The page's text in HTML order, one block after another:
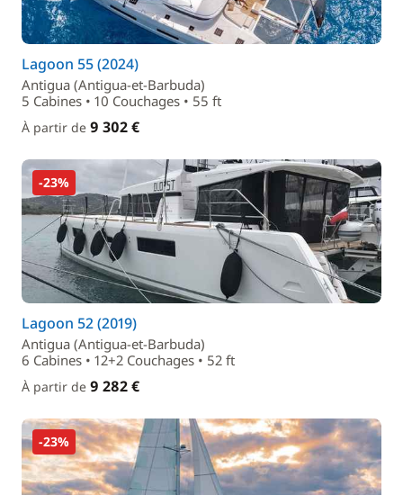
Lagoon 55 (2024)
Antigua (Antigua-et-Barbuda)
5 Cabines • 10 Couchages • 55 ft
À partir de 9 302 €
-23%
Lagoon 52 (2019)
Antigua (Antigua-et-Barbuda)
6 Cabines • 12+2 Couchages • 52 ft
À partir de 9 282 €
-23%